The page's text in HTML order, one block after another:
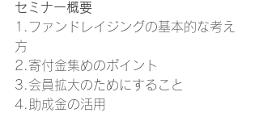
セミナー概要
1.ファンドレイジングの基本的な考え
方
2.寄付金集めのポイント
3.会員拡大のためにすること
4.助成金の活用